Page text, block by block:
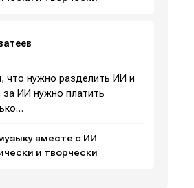
что нужно разделить ИИ и
ИИ нужно платить
вместе с ИИ
и творчески